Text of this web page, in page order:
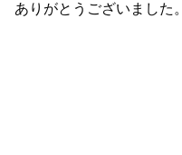
ありがとうございました。